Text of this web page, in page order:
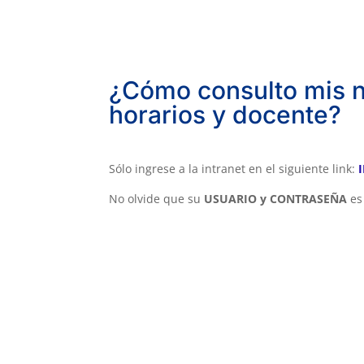
¿Cómo consulto mis
horarios y docente?
Sólo ingrese a la intranet en el siguiente link:
No olvide que su USUARIO y CONTRASEÑA